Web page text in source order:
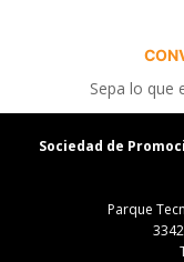
Sepa lo que
Sociedad de
Parque